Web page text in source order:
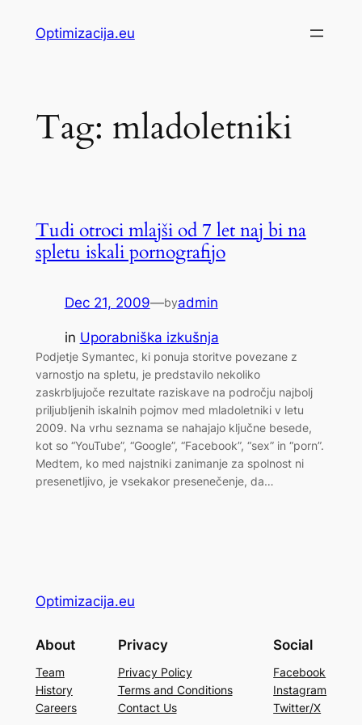
Optimizacija.eu
Tag: mladoletniki
Tudi otroci mlajši od 7 let naj bi na
spletu iskali pornografijo
Dec 21, 2009—byadmin
in Uporabniška izkušnja
Podjetje Symantec, ki ponuja storitve povezane z
varnostjo na spletu, je predstavilo nekoliko
zaskrbljujoče rezultate raziskave na področju najbolj
priljubljenih iskalnih pojmov med mladoletniki v letu
2009. Na vrhu seznama se nahajajo ključne besede,
kot so “YouTube”, “Google”, “Facebook”, “sex” in “porn”.
Medtem, ko med najstniki zanimanje za spolnost ni
presenetljivo, je vsekakor presenečenje, da…
Optimizacija.eu
About
Team
History
Careers
Privacy
Privacy Policy
Terms and Conditions
Contact Us
Social
Facebook
Instagram
Twitter/X